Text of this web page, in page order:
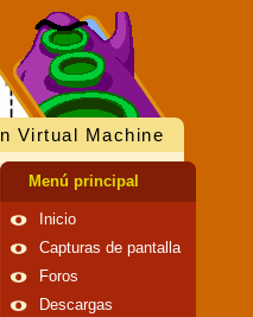
Virtual Machine
Menú principal
Inicio
Capturas de pantalla
Foros
Descargas